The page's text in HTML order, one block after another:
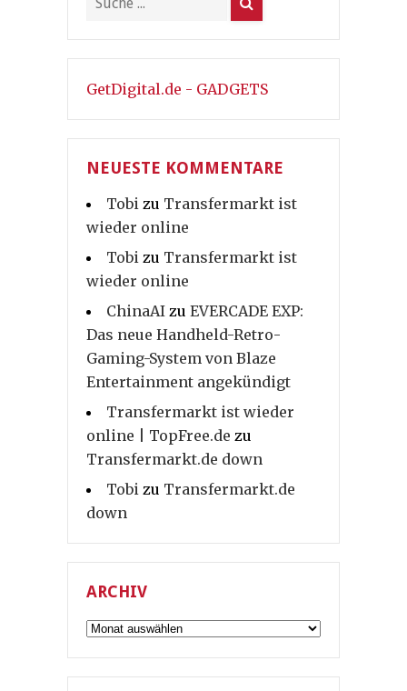
GetDigital.de - GADGETS
NEUESTE KOMMENTARE
Tobi zu Transfermarkt ist
wieder online
Tobi zu Transfermarkt ist
wieder online
ChinaAI zu EVERCADE EXP:
Das neue Handheld-Retro-
Gaming-System von Blaze
Entertainment angekündigt
Transfermarkt ist wieder
online | TopFree.de zu
Transfermarkt.de down
Tobi zu Transfermarkt.de
down
ARCHIV
Archiv